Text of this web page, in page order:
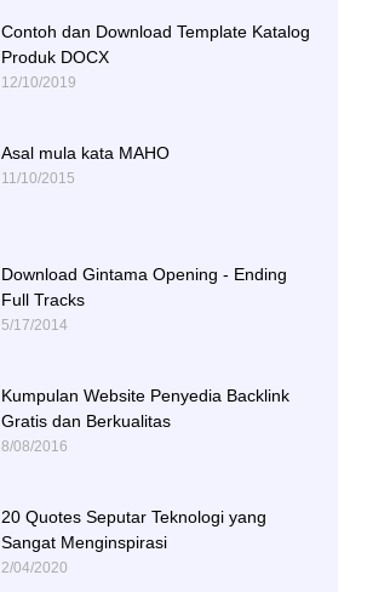
Contoh dan Download Template Katalog
Produk DOCX
12/10/2019
Asal mula kata MAHO
11/10/2015
Download Gintama Opening - Ending
Full Tracks
5/17/2014
Kumpulan Website Penyedia Backlink
Gratis dan Berkualitas
8/08/2016
20 Quotes Seputar Teknologi yang
Sangat Menginspirasi
2/04/2020